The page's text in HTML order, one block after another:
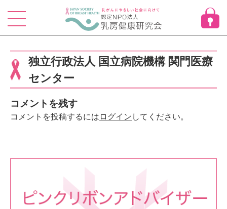
独立行政法人 国立病院機構 関門医療
センター
コメントを残す
コメントを投稿するには ログイン してください。